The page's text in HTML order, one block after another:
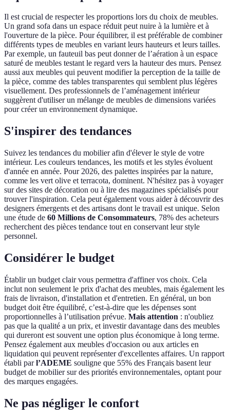
Il est crucial de respecter les proportions lors du choix de meubles.
Un grand sofa dans un espace réduit peut nuire à la lumière et à
l'ouverture de la pièce. Pour équilibrer, il est préférable de combiner
différents types de meubles en variant leurs hauteurs et leurs tailles.
Par exemple, un fauteuil bas peut donner de l’aération à un espace
saturé de meubles testant le regard vers la hauteur des murs. Pensez
aussi aux meubles qui peuvent modifier la perception de la taille de
la pièce, comme des tables transparentes qui semblent plus légères
visuellement. Des professionnels de l’aménagement intérieur
suggèrent d'utiliser un mélange de meubles de dimensions variées
pour créer un environnement dynamique.
S'inspirer des tendances
Suivez les tendances du mobilier afin d'élever le style de votre
intérieur. Les couleurs tendances, les motifs et les styles évoluent
d'année en année. Pour 2026, des palettes inspirées par la nature,
comme les vert olive et terracota, dominent. N'hésitez pas à voyager
sur des sites de décoration ou à lire des magazines spécialisés pour
trouver l'inspiration. Cela peut également vous aider à découvrir des
designers émergents et des artisans dont le travail est unique. Selon
une étude de 60 Millions de Consommateurs, 78% des acheteurs
recherchent des pièces tendance tout en conservant leur style
personnel.
Considérer le budget
Établir un budget clair vous permettra d'affiner vos choix. Cela
inclut non seulement le prix d'achat des meubles, mais également les
frais de livraison, d'installation et d'entretien. En général, un bon
budget doit être équilibré, c’est-à-dire que les dépenses sont
proportionnelles à l’utilisation prévue. Mais attention : n'oubliez
pas que la qualité a un prix, et investir davantage dans des meubles
qui dureront est souvent une option plus économique à long terme.
Pensez également aux meubles d'occasion ou aux articles en
liquidation qui peuvent représenter d'excellentes affaires. Un rapport
établi parl’ADEME souligne que 55% des Français basent leur
budget de mobilier sur des priorités environnementales, optant pour
des marques engagées.
Ne pas négliger le confort